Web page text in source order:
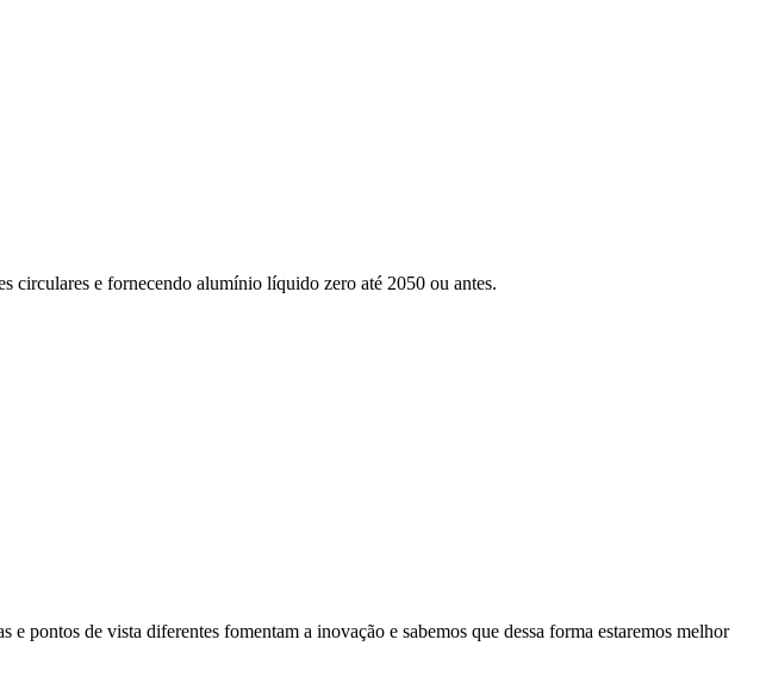
circulares e fornecendo alumínio líquido zero até 2050 ou antes.
pontos de vista diferentes fomentam a inovação e sabemos que dessa forma estaremos melhor